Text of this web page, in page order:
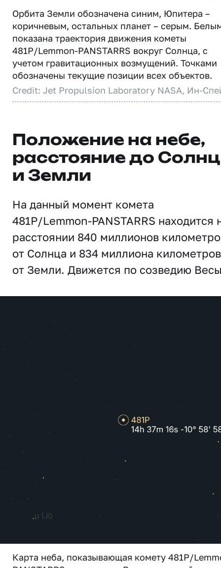
Орбита Земли обозначена синим, Юпитера –
коричневым, остальных планет – серым.
показана траектория движения кометы
481P/Lemmon-PANSTARRS вокруг Солнца, с
учетом гравитационных возмущений. Точками
обозначены текущие позиции всех объектов.
Credit: Jet Propulsion Laboratory NASA, Ин-
Положение на небе,
расстояние до
и Земли
На данный момент комета
481P/Lemmon-PANSTARRS находится
расстоянии 840 миллионов
от Солнца и 834 миллиона километров
от Земли. Движется по созведию
Карта неба, показывающая комету 481P/